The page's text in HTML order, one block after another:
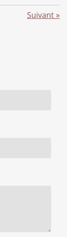
Suivant»